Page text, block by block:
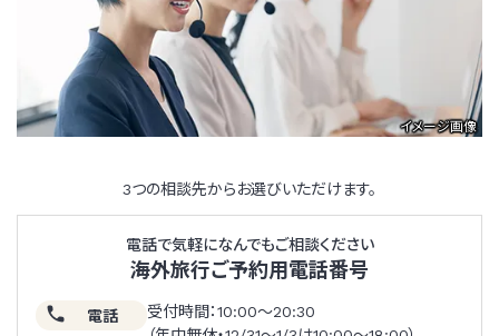
イメージ画像
3つの相談先からお選びいただけます。
海外旅行ご予約用電話番号
電話で気軽になんでもご相談ください
受付時間：10:00～20:30
電話